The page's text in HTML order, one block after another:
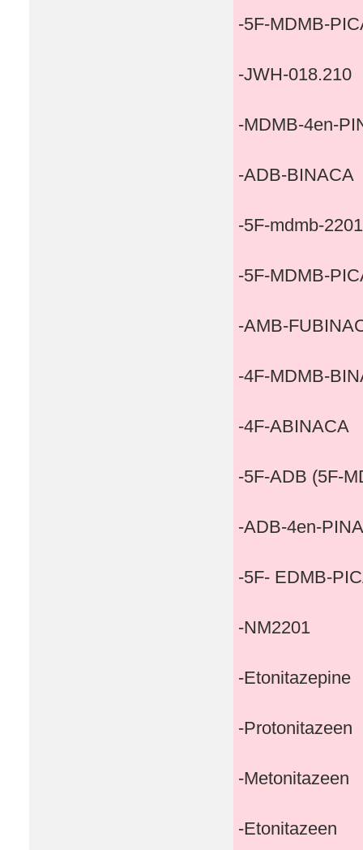
-5F-MDMB-
-JWH-018.210
-MDMB-4en-
-ADB-BINACA
-5F-mdmb-2201
-5F-MDMB-
-AMB-
-4F-MDMB-
-4F-ABINACA
-5F-ADB (5F-
-ADB-4en-
-5F- EDMB-
-NM2201
-Etonitazepine
-Protonitazeen
-Metonitazeen
-Etonitazeen